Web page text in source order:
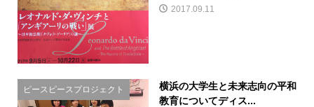
2017.09.11
ピースピースプロジェクト
横浜の大学生と未来志向の平和
教育についてディス...